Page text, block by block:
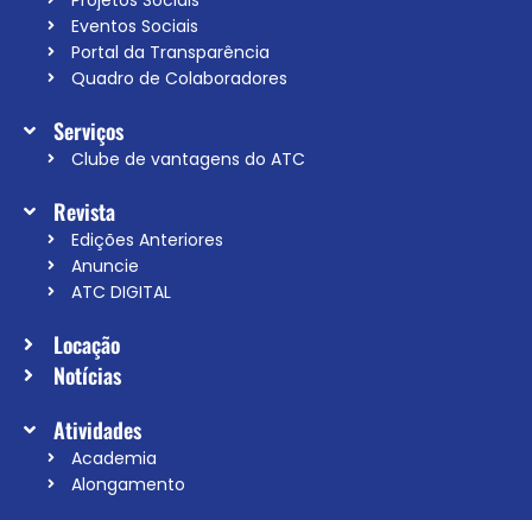
Eventos Sociais
Portal da Transparência
Quadro de Colaboradores
Serviços
Clube de vantagens do ATC
Revista
Edições Anteriores
Anuncie
ATC DIGITAL
Locação
Notícias
Atividades
Academia
Alongamento